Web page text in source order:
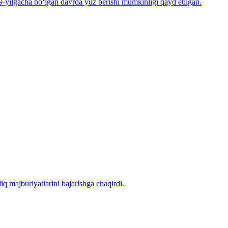
majburiyatlarini bajarishga chaqirdi.